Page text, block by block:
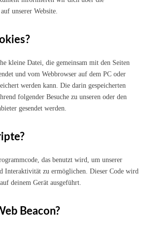
unserer Website.
kleine Datei, die gemeinsam mit den Seiten
und vom Webbrowser auf dem PC oder
werden kann. Die darin gespeicherten
folgender Besuche zu unseren oder den
gesendet werden.
das benutzt wird, um unserer
Interaktivität zu ermöglichen. Dieser Code wird
deinem Gerät ausgeführt.
Beacon?